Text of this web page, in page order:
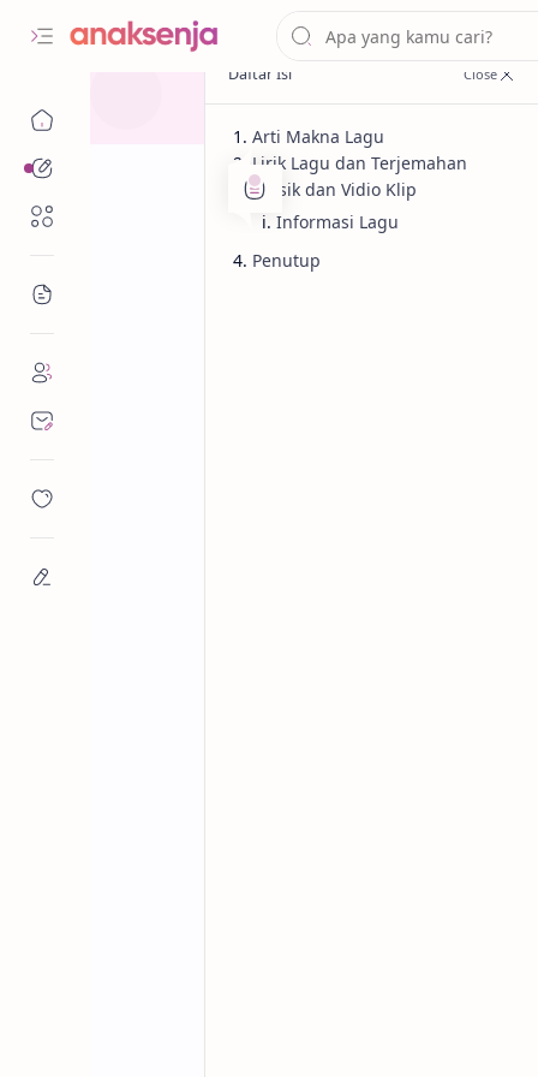
Lirik dan
Drake
Arti Makna Lagu
Lirik Lagu dan Terjemahan
Musik dan Vidio Klip
Informasi Lagu
Penutup